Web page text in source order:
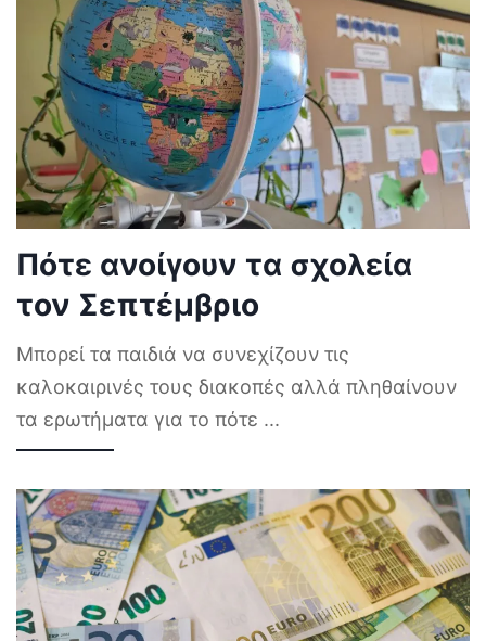
Πότε ανοίγουν τα σχολεία
τον Σεπτέμβριο
Μπορεί τα παιδιά να συνεχίζουν τις
καλοκαιρινές τους διακοπές αλλά πληθαίνουν
τα ερωτήματα για το πότε ...